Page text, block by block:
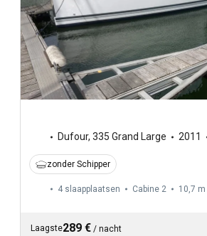
Dufour, 335 Grand Large 2011
zonder Schipper
4 slaapplaatsen Cabine 2 10,7 m
Laagste289 € / nacht